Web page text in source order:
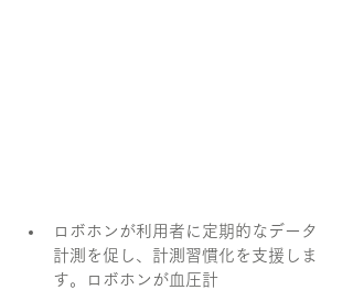
ロボホンが利用者に定期的なデータ
計測を促し、計測習慣化を支援しま
す。ロボホンが血圧計